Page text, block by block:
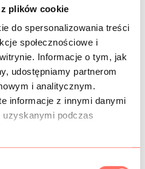
plików cookie
do spersonalizowania treści
społecznościowe i
Informacje o tym, jak
udostępniamy partnerom
i analitycznym.
informacje z innymi danymi
podczas
kwiatami wyszywanymi na
w odcieniach
oraz metalicznego beżu.
strukturą kwiatów,
stosowania zarówno na prawej,
wystającymi nitkami.
dedykowana jest na:
bluzki, elementy